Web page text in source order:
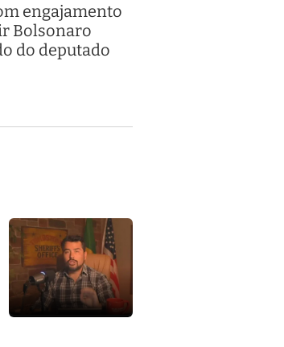
engajamento
Bolsonaro
do deputado